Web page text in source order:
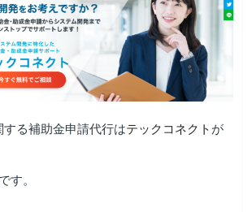
る補助金申請代行はテックコネクト が
す。